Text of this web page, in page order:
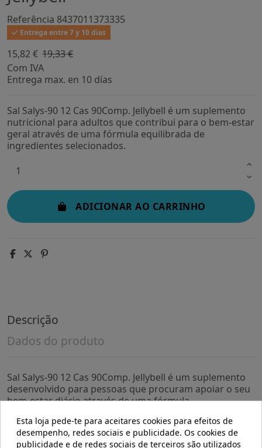
Referência 8437011373335
Entrega entre 7 y 10 dias
15,82 € 19,33 €
Com IVA
Entrega max. en 10 días
Sal Salys-90 12 Cas 90Comp. Jellybell é um suplemento
nutricional para adultos que contribui para o bem-estar
geral através de uma fórmula equilibrada de
ingredientes selecionados.
ADICIONAR AO CARRINHO
Descrição
Dados do produto
Sal Salys-90 12 Cas 90Comp. Jellybell é um suplemento
desenvolvido para pessoas que procuram apoiar o seu
bem-estar diário através de uma fórmula
para quem deseja complementar sua rotina com
ingredientes selecionados que contribuem para o
Esta loja pede-te para aceitares cookies para efeitos de
desempenho, redes sociais e publicidade. Os cookies de
publicidade e de redes sociais de terceiros são utilizados